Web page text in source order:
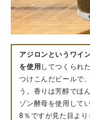
アジロンというワイ
を使用 してつくられ
つけこんだビールで
う。香りは芳醇でほ
ゾン酵母を使用して
8％ですが見た目より